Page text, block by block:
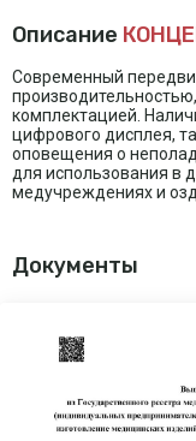
Описание
Современный
комплектацией.
цифрового дисплея,
оповещения о
для использования в
медучреждениях и
Документы